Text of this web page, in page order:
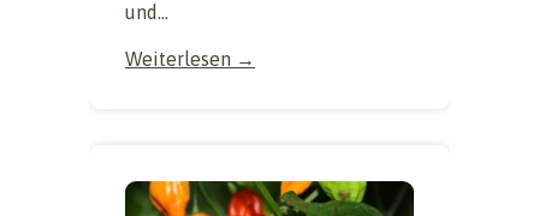
und...
Weiterlesen →